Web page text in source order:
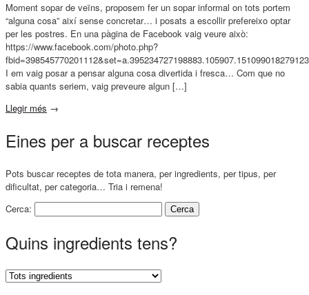
Moment sopar de veïns, proposem fer un sopar informal on tots portem
“alguna cosa” així sense concretar… i posats a escollir prefereixo optar
per les postres. En una pàgina de Facebook vaig veure això:
https://www.facebook.com/photo.php?
I em vaig posar a pensar alguna cosa divertida i fresca… Com que no
sabia quants seriem, vaig preveure algun […]
Llegir més →
Eines per a buscar receptes
Pots buscar receptes de tota manera, per ingredients, per tipus, per
dificultat, per categoria… Tria i remena!
Cerca:
Quins ingredients tens?